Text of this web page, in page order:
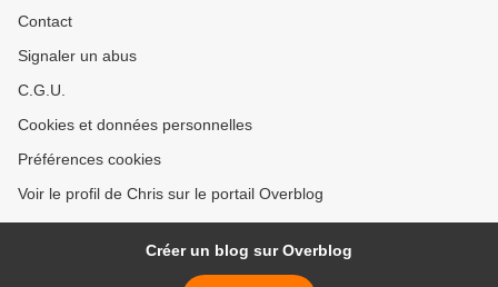
Contact
Signaler un abus
C.G.U.
Cookies et données personnelles
Préférences cookies
Voir le profil de Chris sur le portail Overblog
Créer un blog sur Overblog